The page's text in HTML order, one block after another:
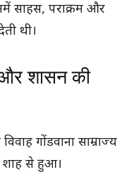
साहस, पराक्रम और
थी।
और शासन की
गोंडवाना साम्राज्य
शाह से हुआ।